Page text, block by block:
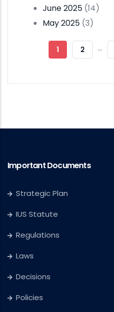
June 2025 (14)
May 2025 (3)
Pagination
Current
1 Page
2 …
Important Documents
Strategic Plan
IUS Statute
Regulations
Laws
Decisions
Policies